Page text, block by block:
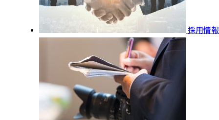
採用情報